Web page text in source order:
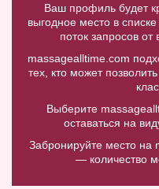
Ваш профиль будет
выгодное место в
поток запросов от
massagealltime.com
тех, кто может
Выберите
оставаться на
Забронируйте место на
— количество